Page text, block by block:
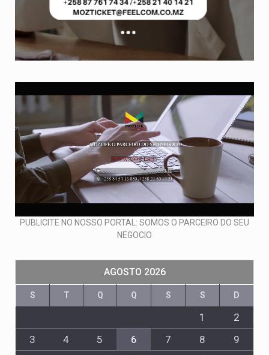
PUBLICITE NO NOSSO PORTAL: SOMOS O PARCEIRO DO SEU
NEGOCIO
AGOSTO 2026
S T Q Q S S D
1
2
3
4 5 6 7 8
9